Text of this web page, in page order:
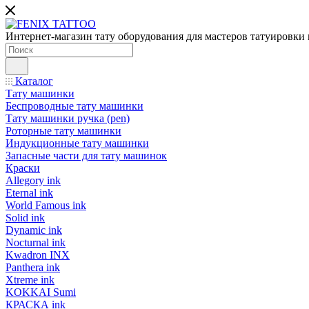
Интернет-магазин тату оборудования для мастеров татуировки
Каталог
Тату машинки
Беспроводные тату машинки
Тату машинки ручка (pen)
Роторные тату машинки
Индукционные тату машинки
Запасные части для тату машинок
Краски
Allegory ink
Eternal ink
World Famous ink
Solid ink
Dynamic ink
Nocturnal ink
Kwadron INX
Panthera ink
Xtreme ink
KOKKAI Sumi
КРАСКА ink